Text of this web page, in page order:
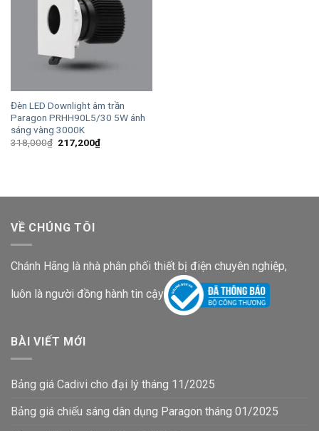
Đèn LED Downlight âm trần
Paragon PRHH90L5/30 5W ánh
sáng vàng 3000K
318,000₫ Giá
217,200₫Giá
hiện
VỀ CHÚNG TÔI
Chánh Hãng là nhà phân phối thiết bị điện chuyên nghiệp,
luôn là người đồng hành tin cậy
BÀI VIẾT MỚI
Bảng giá Cadivi cho đại lý tháng 11/2025
Bảng giá chiếu sáng dân dụng Paragon tháng 01/2025